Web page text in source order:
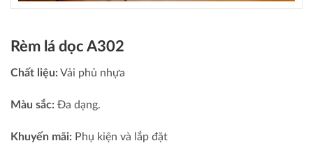
Rèm lá dọc A302
Chất liệu:Vải phủ nhựa
Màu sắc: Đa dạng.
Khuyến mãi: Phụ kiện và lắp đặt